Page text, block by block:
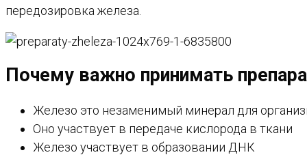
передозировка железа.
Почему важно принимать
Железо это незаменимый минерал для
Оно участвует в передаче кислорода в ткани
Железо участвует в образовании ДНК